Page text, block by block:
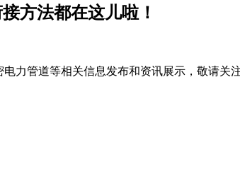
方法都在这儿啦！
电力管道等相关信息发布和资讯展示，敬请关